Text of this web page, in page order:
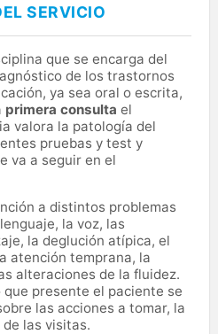
SERVICIO
que se encarga del
de los trastornos
ya sea oral o escrita,
primera consulta el
valora la patología del
pruebas y test y
va a seguir en el
a distintos problemas
la voz, las
la deglución atípica, el
atención temprana, la
alteraciones de la fluidez.
presente el paciente se
las acciones a tomar, la
las visitas.